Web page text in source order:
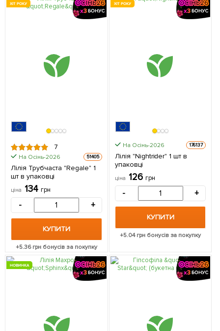
ХІТ РОКУ
7
На Осінь-2026 51405
Лілія Трубчаста "Regale" 1
шт в упаковці
ціна 134 грн
- +
КУПИТИ
+5.36грн бонусів за покупку
ХІТ РОКУ
На Осінь-2026 176137
Лілія "Nightrider" 1 шт в
упаковці
ціна 126 грн
- +
КУПИТИ
+5.04грн бонусів за покупку
НОВИНКА